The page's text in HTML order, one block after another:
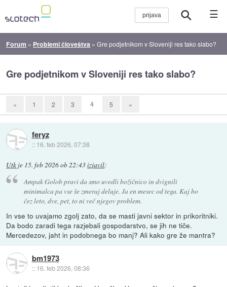
☰
Forum » Problemi človeštva »Gre podjetnikom v Sloveniji res tako slabo?
Gre podjetnikom v Sloveniji res tako slabo?
« 1 2 3 4 5 »
feryz
:: 16. feb 2026, 07:38
Utk je 15. feb 2026 ob 22:43izjavil:
Ampak Golob pravi da smo uvedli božičnico in dvignili
minimalca pa vse še zmeraj deluje. Ja en mesec od tega. Kaj bo
čez leto, dve, pet, to ni več njegov problem.
In vse to uvajamo zgolj zato, da se masti javni sektor in prikoritniki.
Da bodo zaradi tega razjebali gospodarstvo, se jih ne tiče.
Mercedezov, jaht in podobnega bo manj? Ali kako gre že mantra?
bm1973
:: 16. feb 2026, 08:36